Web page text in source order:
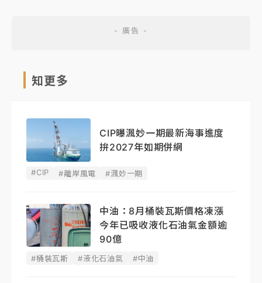
知更多
CIP曝渢妙一期最新海事進度
拚2027年如期併網
#CIP #離岸風電 #渢妙一期
中油：8月桶裝瓦斯價格凍漲
今年已吸收液化石油氣金額逾
90億
#桶裝瓦斯 #液化石油氣 #中油